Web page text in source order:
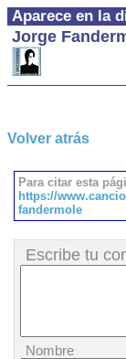
Aparece en la
Jorge
Volver atrás
Para citar esta
https://
fandermole
Escribe tu
Nombre